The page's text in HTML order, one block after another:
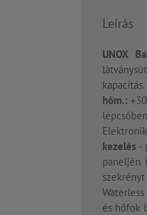
Leírás
UNOX
kapacitás.
hőm.:
kezelés -
paneljén
és hőfok